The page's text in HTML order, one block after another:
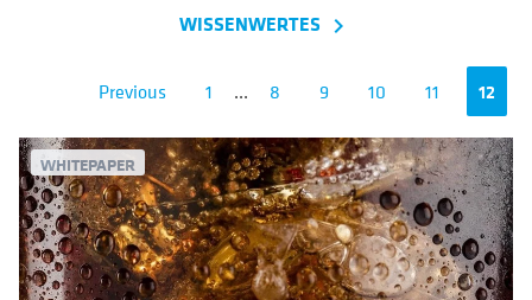
WISSENWERTES navigate_next
Previous 1 ... 8 9 10 11 12
WHITEPAPER